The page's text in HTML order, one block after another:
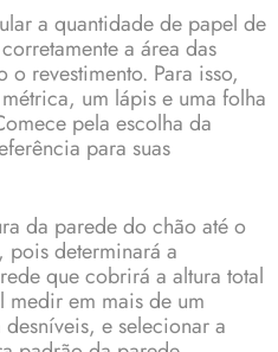
a quantidade de papel de
a área das
revestimento. Para isso,
um lápis e uma folha
pela escolha da
para suas
da parede do chão até o
pois determinará a
que cobrirá a altura total
medir em mais de um
e selecionar a